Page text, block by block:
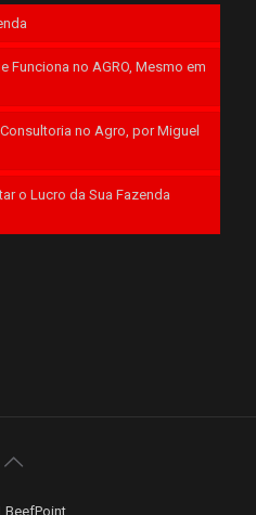
Funciona no AGRO, Mesmo em
no Agro, por Miguel
o Lucro da Sua Fazenda